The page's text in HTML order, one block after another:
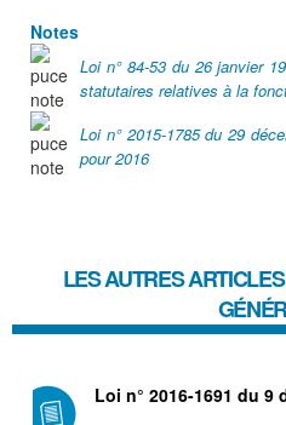
Notes
Loi n° 84-53 du 26 janvier
statutaires relatives à la
Loi n° 2015-1785 du 29
pour 2016
LES AUTRES
Loi n° 2016-1691 du 9